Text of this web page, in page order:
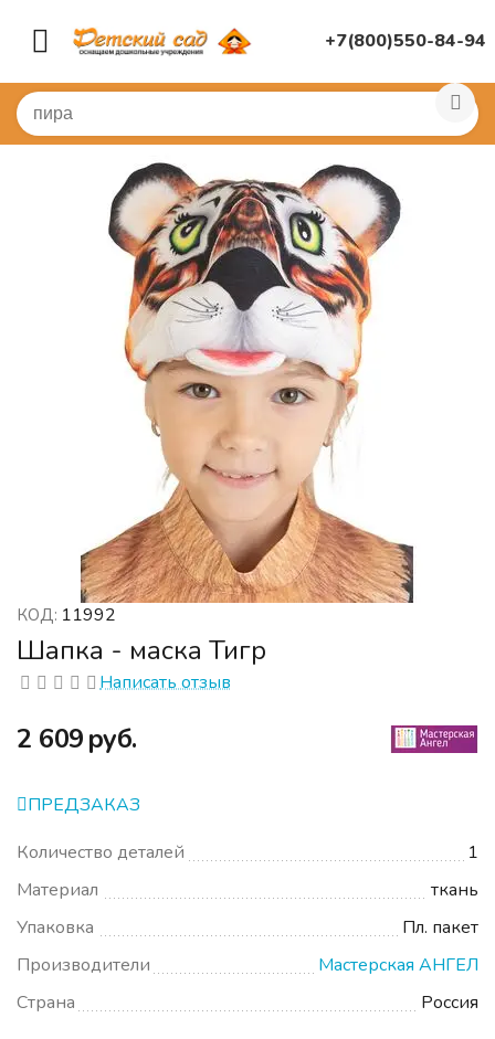
+7(800)550-84-94
Главная Шапочки
КОД: 11992
Шапка - маска Тигр
Написать отзыв
‍2 609‍руб.
ПРЕДЗАКАЗ
Количество деталей
1
Материал
ткань
Упаковка
Пл. пакет
Производители
Мастерская АНГЕЛ
Страна
Россия